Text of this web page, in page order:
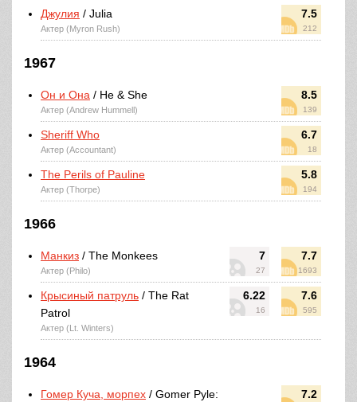
7.5
212
Джулия / Julia
Актер (Myron Rush)
1967
8.5
139
Он и Она / He & She
Актер (Andrew Hummell)
6.7
18
Sheriff Who
Актер (Accountant)
5.8
194
The Perils of Pauline
Актер (Thorpe)
1966
7
27
7.7
1693
Манкиз / The Monkees
Актер (Philo)
6.22
16
7.6
595
Крысиный патруль / The Rat
Patrol
Актер (Lt. Winters)
1964
7.2
Гомер Куча, морпех / Gomer Pyle: